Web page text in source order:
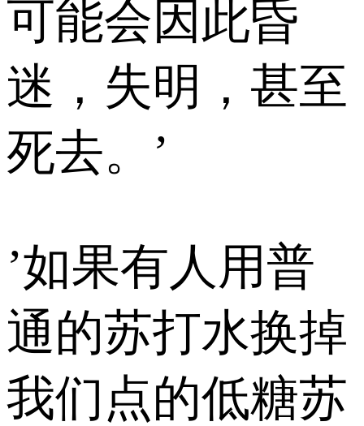
可能会因此昏
迷，失明，甚至
死去。’
’如果有人用普
通的苏打水换掉
我们点的低糖苏